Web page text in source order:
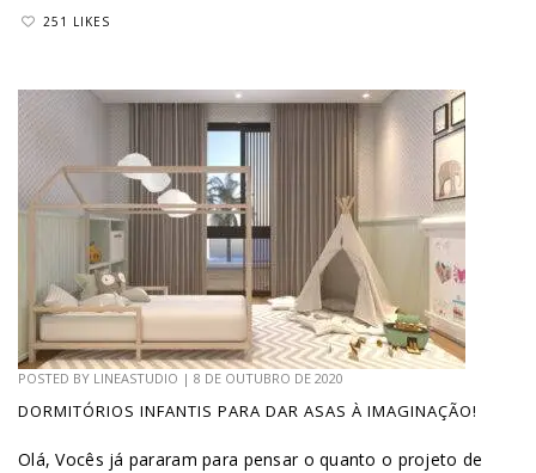
251 LIKES
POSTED BY LINEASTUDIO | 8 DE OUTUBRO DE 2020
DORMITÓRIOS INFANTIS PARA DAR ASAS À IMAGINAÇÃO!
Olá, Vocês já pararam para pensar o quanto o projeto de